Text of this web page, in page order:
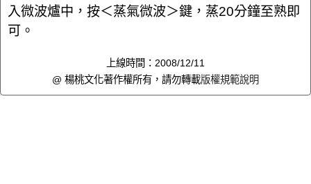
入微波爐中，按＜蒸氣微波＞鍵，蒸20分鐘至熟即
可。
上線時間：2008/12/11
@ 楊桃文化著作權所有，請勿轉載版權規範說明